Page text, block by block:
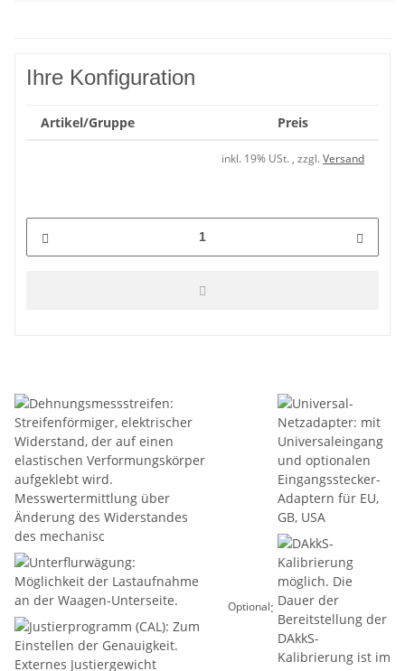
Ihre Konfiguration
Artikel/Gruppe Preis
inkl. 19% USt. , zzgl.Versand
Optional: